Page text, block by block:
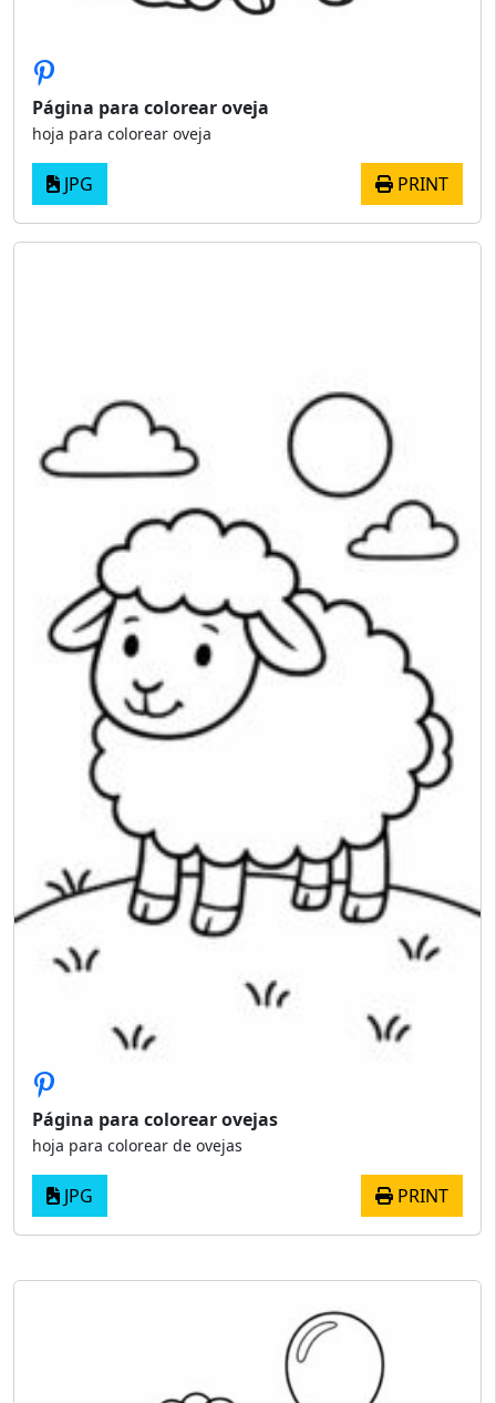
Página para colorear oveja
hoja para colorear oveja
JPG PRINT
Página para colorear ovejas
hoja para colorear de ovejas
JPG PRINT